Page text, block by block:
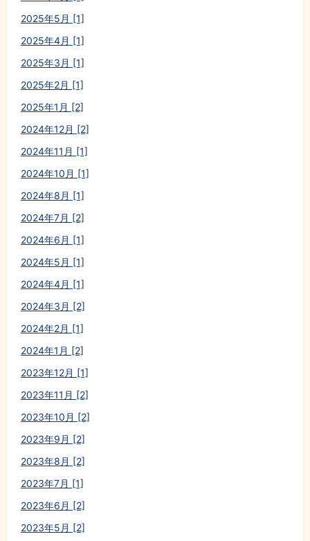
2025年5月 [1]
2025年4月 [1]
2025年3月 [1]
2025年2月 [1]
2025年1月 [2]
2024年12月 [2]
2024年11月 [1]
2024年10月 [1]
2024年8月 [1]
2024年7月 [2]
2024年6月 [1]
2024年5月 [1]
2024年4月 [1]
2024年3月 [2]
2024年2月 [1]
2024年1月 [2]
2023年12月 [1]
2023年11月 [2]
2023年10月 [2]
2023年9月 [2]
2023年8月 [2]
2023年7月 [1]
2023年6月 [2]
2023年5月 [2]